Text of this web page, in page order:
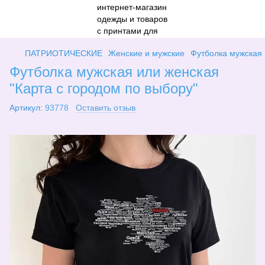
ПАТРИОТИЧЕСКИЕ Женские и мужские Футболка
Футболка мужская или женская
"Карта с городом по выбору"
Артикул: 93778 Оставить отзыв